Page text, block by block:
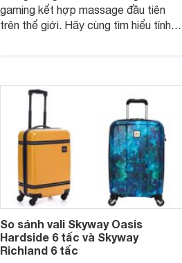
gaming kết hợp massage đầu tiên
trên thế giới. Hãy cùng tìm hiểu tính
So sánh vali Skyway Oasis
Hardside 6 tấc và Skyway
Richland 6 tấc